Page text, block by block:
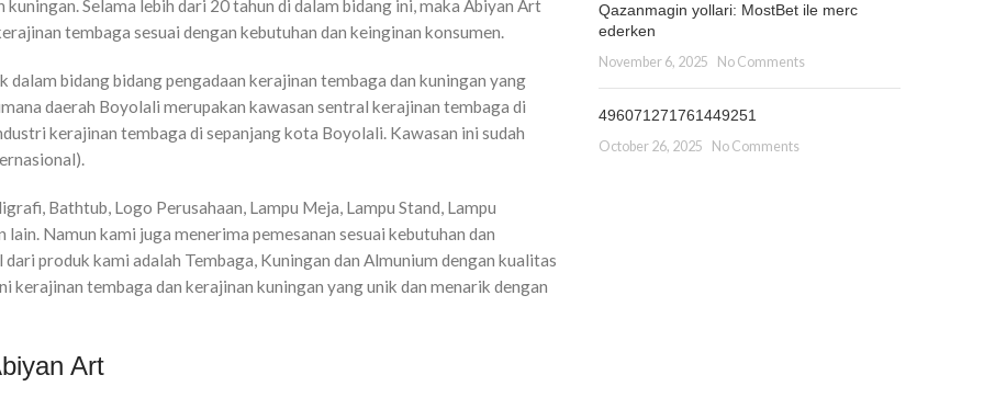
Selama lebih dari 20 tahun di dalam bidang ini, maka Abiyan Art
tembaga sesuai dengan kebutuhan dan keinginan konsumen.
bidang bidang pengadaan kerajinan tembaga dan kuningan yang
daerah Boyolali merupakan kawasan sentral kerajinan tembaga di
kerajinan tembaga di sepanjang kota Boyolali. Kawasan ini sudah
Bathtub, Logo Perusahaan, Lampu Meja, Lampu Stand, Lampu
Namun kami juga menerima pemesanan sesuai kebutuhan dan
produk kami adalah Tembaga, Kuningan dan Almunium dengan kualitas
tembaga dan kerajinan kuningan yang unik dan menarik dengan
Art
Qazanmagin yollari: MostBet ile merc
ederken
November 6, 2025 No Comments
496071271761449251
October 26, 2025 No Comments